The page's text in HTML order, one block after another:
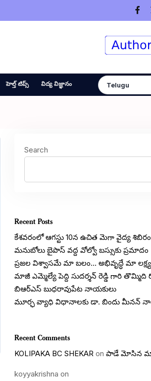
హెల్త్ టిప్స్ విద్య విజ్ఞానం
Search
Recent Posts
కేశవరంలో ఆగస్టు 10న ఉచిత మెగా వైద్య శిబిరం
మనుబోలు బైపాస్ వద్ద వోల్వో బస్సుకు ప్రమాదం
ప్రజల విశ్వాసమే మా బలం… అభివృద్ధే మా
మాజీ ఎమ్మెల్యే పెద్ది సుదర్శన్ రెడ్డి గారి తొమ్మిది
బిఆర్ఎస్ బుధరావుపేట నాయకులు
మూర్ఛ వ్యాధి విధానాలకు డా. బిందు మీనన్
Recent Comments
KOLIPAKA BC SHEKAR onపాడే మోసిన
koyyakrishna on